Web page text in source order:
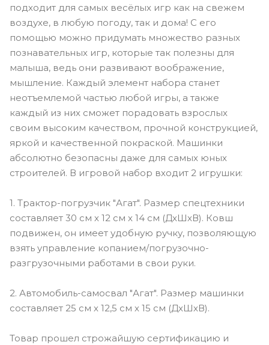
подходит для самых весёлых игр как на свежем
воздухе, в любую погоду, так и дома! С его
помощью можно придумать множество разных
познавательных игр, которые так полезны для
малыша, ведь они развивают воображение,
мышление. Каждый элемент набора станет
неотъемлемой частью любой игры, а также
каждый из них сможет порадовать взрослых
своим высоким качеством, прочной конструкцией,
яркой и качественной покраской. Машинки
абсолютно безопасны даже для самых юных
строителей. В игровой набор входит 2 игрушки:
1. Трактор-погрузчик "Агат". Размер спецтехники
составляет 30 см х 12 см х 14 см (ДхШхВ). Ковш
подвижен, он имеет удобную ручку, позволяющую
взять управление копанием/погрузочно-
разгрузочными работами в свои руки.
2. Автомобиль-самосвал "Агат". Размер машинки
составляет 25 см х 12,5 см х 15 см (ДхШхВ).
Товар прошел строжайшую сертификацию и